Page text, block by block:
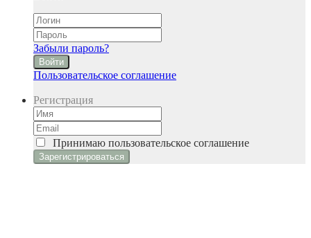
Забыли пароль?
Войти
Пользовательское соглашение
Регистрация
Принимаю пользовательское соглашение